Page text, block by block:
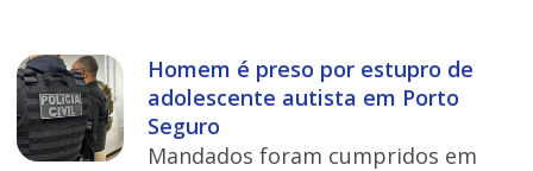
Homem é preso por estupro de
adolescente autista em Porto
Seguro
Mandados foram cumpridos em